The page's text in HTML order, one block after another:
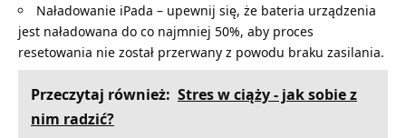
Naładowanie iPada – upewnij się, że bateria urządzenia
jest naładowana do co najmniej 50%, aby proces
resetowania nie został przerwany z powodu braku zasilania.
Przeczytaj również: Stres w ciąży - jak sobie z
nim radzić?